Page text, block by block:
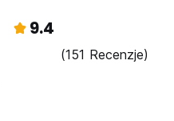
9.4
(151 Recenzje)